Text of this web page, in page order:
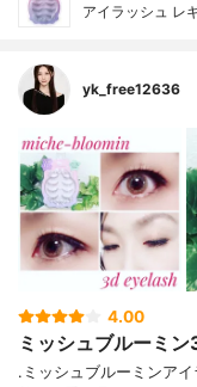
アイラッシュ レ
yk_free12636
4.00
ミッシュブルーミ
.ミッシュブルーミンア